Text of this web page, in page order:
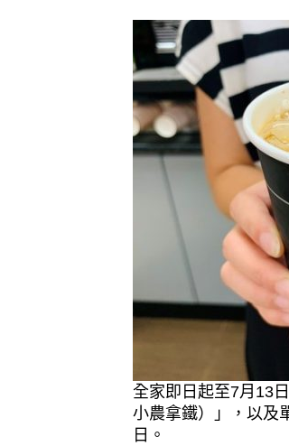
全家即日起至7月13
小農拿鐵）」，以及
日。